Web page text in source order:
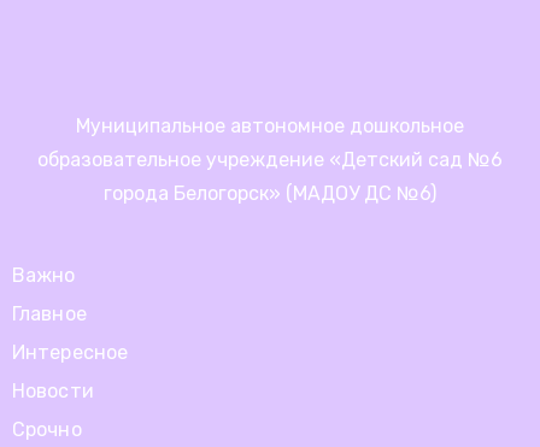
Муниципальное автономное дошкольное
образовательное учреждение «Детский сад №6
города Белогорск» (МАДОУ ДС №6)
Важно
Главное
Интересное
Новости
Срочно